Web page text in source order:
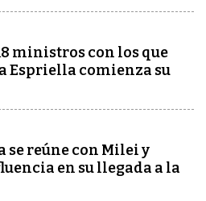
ministros con los que
Espriella comienza su
se reúne con Milei y
en su llegada a la